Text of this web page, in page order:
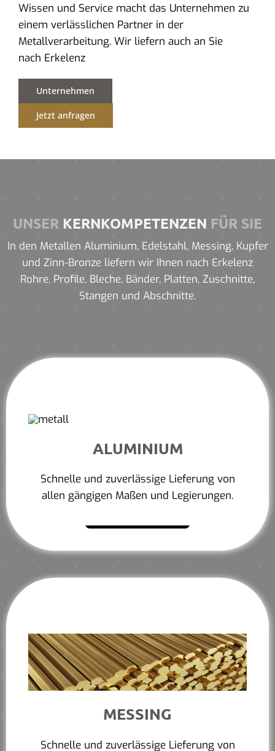
Wissen und Service macht das Unternehmen zu
einem verlässlichen Partner in der
Metallverarbeitung. Wir liefern auch an Sie
nach Erkelenz
Unternehmen
Jetzt anfragen
UNSER KERNKOMPETENZEN FÜR SIE
In den Metallen Aluminium, Edelstahl, Messing, Kupfer
und Zinn-Bronze liefern wir Ihnen nach Erkelenz
Rohre, Profile, Bleche, Bänder, Platten, Zuschnitte,
Stangen und Abschnitte.
ALUMINIUM
Schnelle und zuverlässige Lieferung von
allen gängigen Maßen und Legierungen.
MESSING
Schnelle und zuverlässige Lieferung von